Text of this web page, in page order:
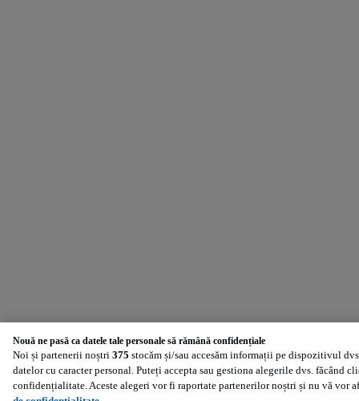
Nouă ne pasă ca datele tale personale să rămână confidențiale
Noi și partenerii noștri 375 stocăm și/sau accesăm informații pe dispozitivul
datelor cu caracter personal. Puteți accepta sau gestiona alegerile dvs. făcând
confidențialitate. Aceste alegeri vor fi raportate partenerilor noștri și nu vă vor